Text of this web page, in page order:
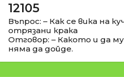
12105
Въпрос: – Как се вика на
отрязани крака
Отговор: – Какото и да
няма да дойде.